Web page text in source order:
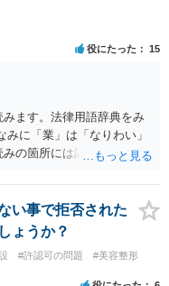
役にたった 15
ます。法律用語辞典をみ
に「業」は「なりわい」
の箇所には記載がないで
い事で拒否された
ょうか？
#許認可の問題
#美容整形